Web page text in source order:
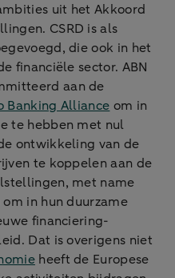
uit het Akkoord
CSRD is als
die ook in het
financiële sector. ABN
aan de
Banking Alliance om in
te hebben met nul
ontwikkeling van de
te koppelen aan de
met name
in hun duurzame
financiering-
Dat is overigens niet
heeft de Europese